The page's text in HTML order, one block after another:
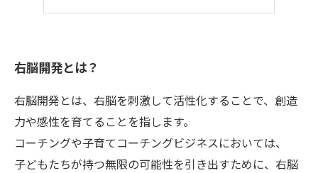
右脳開発とは？
右脳開発とは、右脳を刺激して活性化することで、創造
力や感性を育てることを指します。
コーチングや子育てコーチングビジネスにおいては、
子どもたちが持つ無限の可能性を引き出すために、右脳